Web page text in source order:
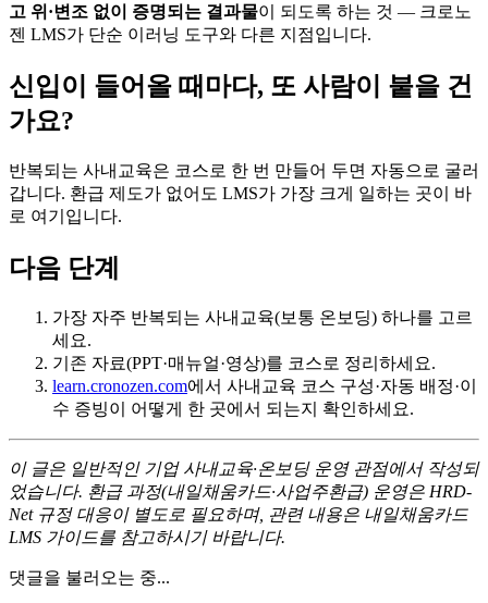
고 위·변조 없이 증명되는 결과물이 되도록 하는 것 — 크로노
젠 LMS가 단순 이러닝 도구와 다른 지점입니다.
신입이 들어올 때마다, 또 사람이 붙을 건
가요?
반복되는 사내교육은 코스로 한 번 만들어 두면 자동으로 굴러
갑니다. 환급 제도가 없어도 LMS가 가장 크게 일하는 곳이 바
로 여기입니다.
다음 단계
가장 자주 반복되는 사내교육(보통 온보딩) 하나를 고르
세요.
기존 자료(PPT·매뉴얼·영상)를 코스로 정리하세요.
learn.cronozen.com에서 사내교육 코스 구성·자동 배정·이
수 증빙이 어떻게 한 곳에서 되는지 확인하세요.
이 글은 일반적인 기업 사내교육·온보딩 운영 관점에서 작성되
었습니다. 환급 과정(내일채움카드·사업주환급) 운영은 HRD-
Net 규정 대응이 별도로 필요하며, 관련 내용은 내일채움카드
LMS 가이드를 참고하시기 바랍니다.
댓글을 불러오는 중...